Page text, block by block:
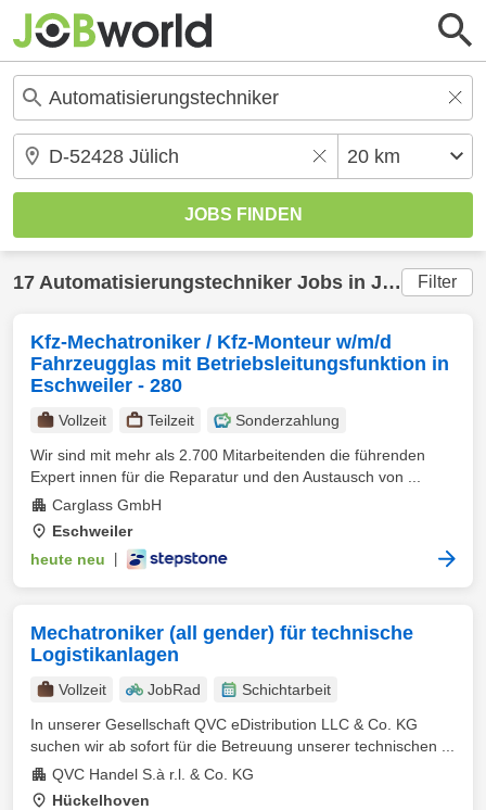
17 Automatisierungstechniker Jobs in Jülich (20
Filter
Kfz-Mechatroniker / Kfz-Monteur w/m/d
Fahrzeugglas mit Betriebsleitungsfunktion in
Eschweiler - 280
Vollzeit Teilzeit
Sonderzahlung
Wir sind mit mehr als 2.700 Mitarbeitenden die führenden
Expert innen für die Reparatur und den Austausch von ...
Carglass GmbH
Eschweiler
heute neu
Mechatroniker (all gender) für technische
Logistikanlagen
Vollzeit JobRad
Schichtarbeit
In unserer Gesellschaft QVC eDistribution LLC & Co. KG
suchen wir ab sofort für die Betreuung unserer technischen ...
QVC Handel S.à r.l. & Co. KG
Hückelhoven